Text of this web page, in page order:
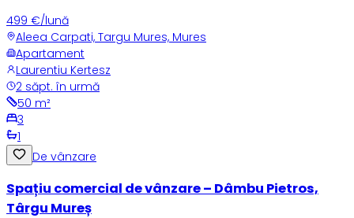
499 €/lună
Aleea Carpati, Targu Mures, Mures
Apartament
Laurentiu Kertesz
2 săpt. în urmă
50 m²
3
1
De vânzare
Spațiu comercial de vânzare – Dâmbu Pietros,
Târgu Mureș